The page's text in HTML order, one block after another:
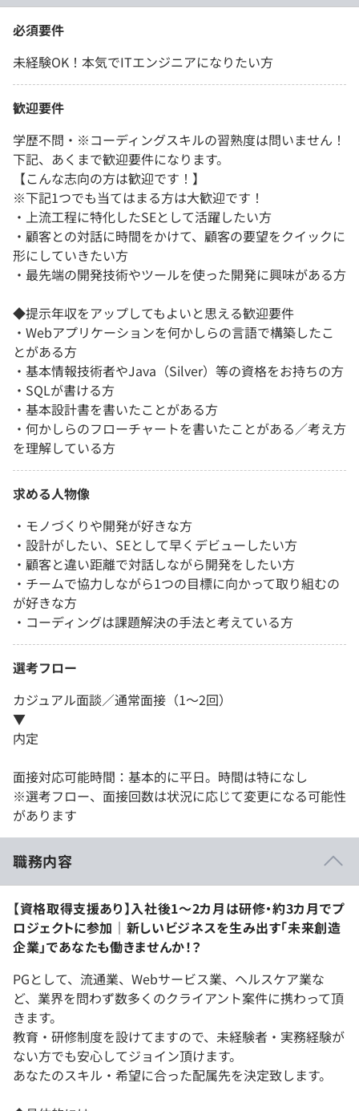
必須要件
未経験OK！本気でITエンジニアになりたい方
歓迎要件
学歴不問・※コーディングスキルの習熟度は問いません！
下記、あくまで歓迎要件になります。
【こんな志向の方は歓迎です！】
※下記1つでも当てはまる方は大歓迎です！
・上流工程に特化したSEとして活躍したい方
・顧客との対話に時間をかけて、顧客の要望をクイックに
形にしていきたい方
・最先端の開発技術やツールを使った開発に興味がある方
◆提示年収をアップしてもよいと思える歓迎要件
・Webアプリケーションを何かしらの言語で構築したこ
とがある方
・基本情報技術者やJava（Silver）等の資格をお持ちの方
・SQLが書ける方
・基本設計書を書いたことがある方
・何かしらのフローチャートを書いたことがある／考え方
を理解している方
求める人物像
・モノづくりや開発が好きな方
・設計がしたい、SEとして早くデビューしたい方
・顧客と違い距離で対話しながら開発をしたい方
・チームで協力しながら1つの目標に向かって取り組むの
が好きな方
・コーディングは課題解決の手法と考えている方
選考フロー
カジュアル面談／通常面接（1～2回）
▼
内定
面接対応可能時間：基本的に平日。時間は特になし
※選考フロー、面接回数は状況に応じて変更になる可能性
があります
職務内容
【資格取得支援あり】入社後1～2カ月は研修・約3カ月でプ
ロジェクトに参加｜新しいビジネスを生み出す「未来創造
企業」であなたも働きませんか！？
PGとして、流通業、Webサービス業、ヘルスケア業な
ど、業界を問わず数多くのクライアント案件に携わって頂
きます。
教育・研修制度を設けてますので、未経験者・実務経験が
ない方でも安心してジョイン頂けます。
あなたのスキル・希望に合った配属先を決定致します。